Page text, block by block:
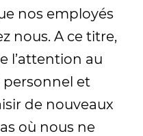
nos employés
nous. A ce titre,
l’attention au
et
de nouveaux
où nous ne